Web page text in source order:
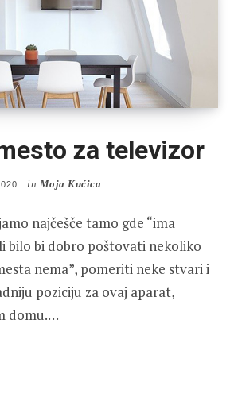
za televizor
in Moja Kućica
najčešče tamo gde “ima
bilo bi dobro poštovati nekoliko
nema”, pomeriti neke stvari i
poziciju za ovaj aparat,
domu.…